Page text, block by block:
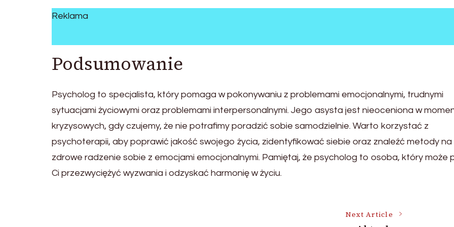
Reklama
Podsumowanie
Psycholog to specjalista, który pomaga w pokonywaniu z problemami emocjonalnymi, trudnymi
sytuacjami życiowymi oraz problemami interpersonalnymi. Jego asysta jest nieoceniona w
kryzysowych, gdy czujemy, że nie potrafimy poradzić sobie samodzielnie. Warto korzystać z
psychoterapii, aby poprawić jakość swojego życia, zidentyfikować siebie oraz znaleźć metody na
zdrowe radzenie sobie z emocjami emocjonalnymi. Pamiętaj, że psycholog to osoba, który może
Ci przezwyciężyć wyzwania i odzyskać harmonię w życiu.
Next Article